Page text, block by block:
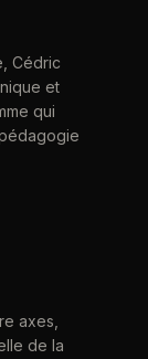
Cédric
et
qui
axes,
de la